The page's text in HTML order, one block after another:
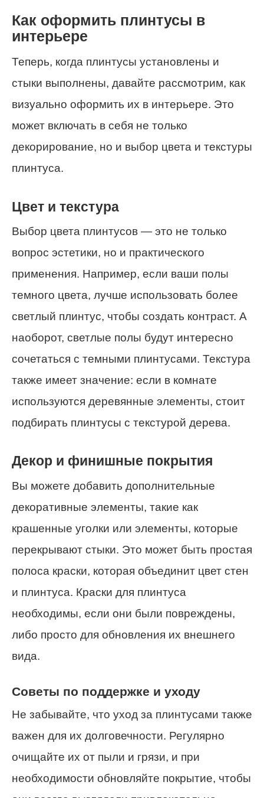
Как оформить плинтусы в
интерьере
Теперь, когда плинтусы установлены и
стыки выполнены, давайте рассмотрим, как
визуально оформить их в интерьере. Это
может включать в себя не только
декорирование, но и выбор цвета и текстуры
плинтуса.
Цвет и текстура
Выбор цвета плинтусов — это не только
вопрос эстетики, но и практического
применения. Например, если ваши полы
темного цвета, лучше использовать более
светлый плинтус, чтобы создать контраст. А
наоборот, светлые полы будут интересно
сочетаться с темными плинтусами. Текстура
также имеет значение: если в комнате
используются деревянные элементы, стоит
подбирать плинтусы с текстурой дерева.
Декор и финишные покрытия
Вы можете добавить дополнительные
декоративные элементы, такие как
крашенные уголки или элементы, которые
перекрывают стыки. Это может быть простая
полоса краски, которая объединит цвет стен
и плинтуса. Краски для плинтуса
необходимы, если они были повреждены,
либо просто для обновления их внешнего
вида.
Советы по поддержке и уходу
Не забывайте, что уход за плинтусами также
важен для их долговечности. Регулярно
очищайте их от пыли и грязи, и при
необходимости обновляйте покрытие, чтобы